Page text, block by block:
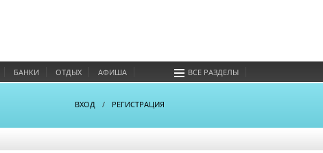
БАНКИ ОТДЫХ АФИША ВСЕ РАЗДЕЛЫ
ВХОД / РЕГИСТРАЦИЯ